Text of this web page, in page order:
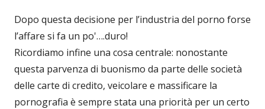
Dopo questa decisione per l’industria del porno forse
l’affare si fa un po'….duro!
Ricordiamo infine una cosa centrale: nonostante
questa parvenza di buonismo da parte delle società
delle carte di credito, veicolare e massificare la
pornografia è sempre stata una priorità per un certo